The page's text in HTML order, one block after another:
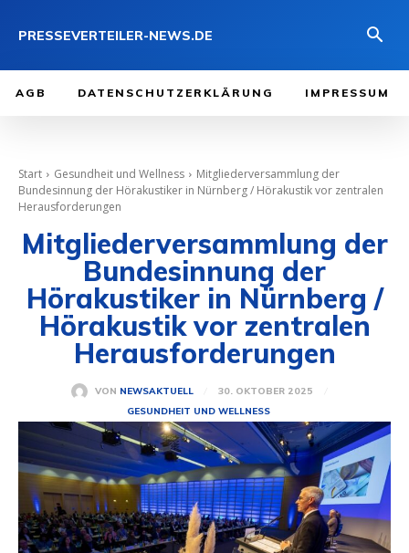
PRESSEVERTEILER-NEWS.DE
AGB DATENSCHUTZERKLÄRUNG IMPRESSUM
Start Gesundheit und Wellness
Mitgliederversammlung der
Bundesinnung der Hörakustiker in Nürnberg / Hörakustik vor zentralen
Herausforderungen
Mitgliederversammlung der
Bundesinnung der
Hörakustiker in Nürnberg /
Hörakustik vor zentralen
Herausforderungen
VON NEWSAKTUELL
30. OKTOBER 2025
GESUNDHEIT UND WELLNESS